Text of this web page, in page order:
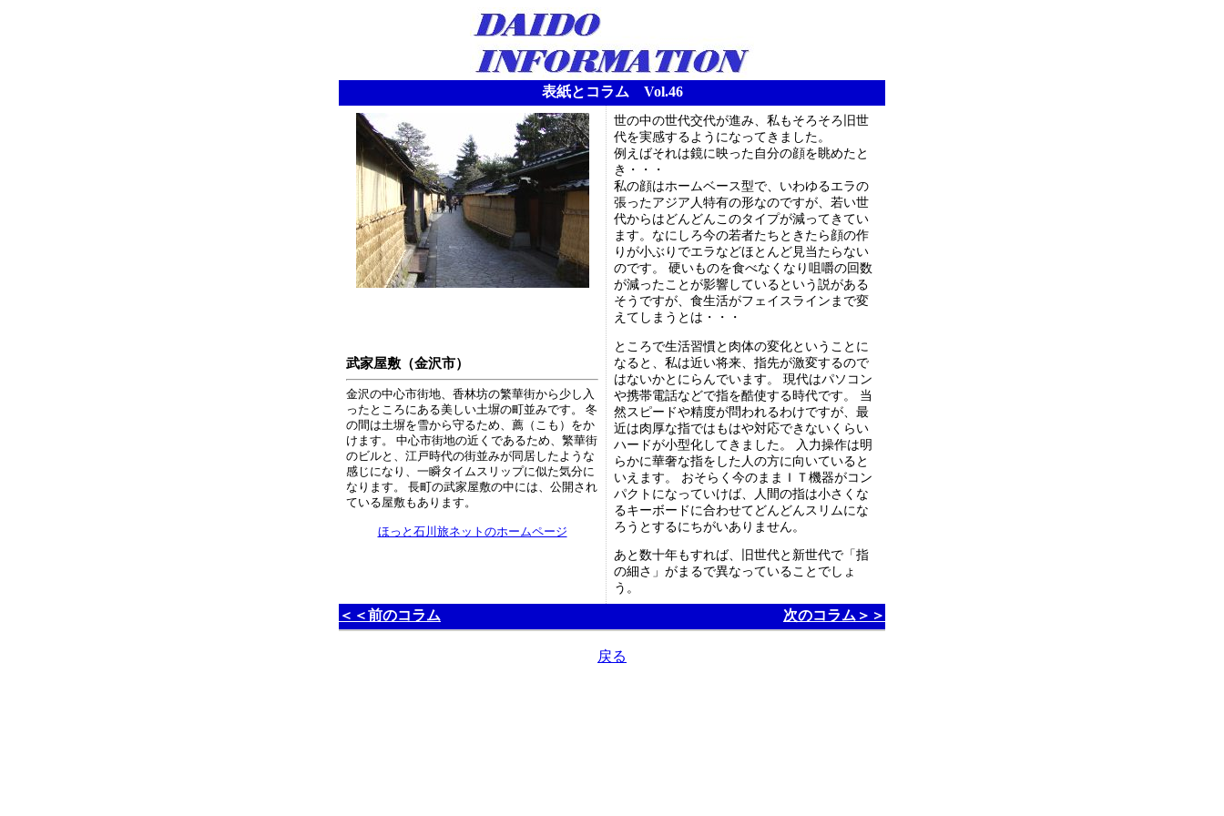
表紙とコラム Vol.46
世の中の世代交代が進み、私もそろそろ旧世
代を実感するようになってきました。
例えばそれは鏡に映った自分の顔を眺めたと
き・・・
私の顔はホームベース型で、いわゆるエラの
張ったアジア人特有の形なのですが、若い世
代からはどんどんこのタイプが減ってきてい
ます。なにしろ今の若者たちときたら顔の作
りが小ぶりでエラなどほとんど見当たらない
のです。 硬いものを食べなくなり咀嚼の回数
が減ったことが影響しているという説がある
そうですが、食生活がフェイスラインまで変
えてしまうとは・・・
ところで生活習慣と肉体の変化ということに
なると、私は近い将来、指先が激変するので
はないかとにらんでいます。 現代はパソコン
や携帯電話などで指を酷使する時代です。 当
然スピードや精度が問われるわけですが、最
近は肉厚な指ではもはや対応できないくらい
ハードが小型化してきました。 入力操作は明
らかに華奢な指をした人の方に向いていると
いえます。 おそらく今のままＩＴ機器がコン
パクトになっていけば、人間の指は小さくな
るキーボードに合わせてどんどんスリムにな
ろうとするにちがいありません。
あと数十年もすれば、旧世代と新世代で「指
の細さ」がまるで異なっていることでしょ
う。
武家屋敷（金沢市）
金沢の中心市街地、香林坊の繁華街から少し入
ったところにある美しい土塀の町並みです。 冬
の間は土塀を雪から守るため、薦（こも）をか
けます。 中心市街地の近くであるため、繁華街
のビルと、江戸時代の街並みが同居したような
感じになり、一瞬タイムスリップに似た気分に
なります。 長町の武家屋敷の中には、公開され
ている屋敷もあります。
ほっと石川旅ネットのホームページ
＜＜前のコラム 次のコラム＞＞
戻る